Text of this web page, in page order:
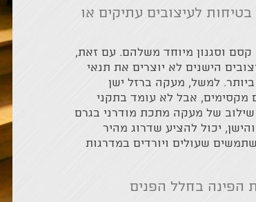
לעיצובים עתיקים או
קסם וסגנון מיוחד משלהם. עם זאת,
הישנים לא יוצרים את תנאי
למשל, מעקה ברזל ישן
מקסימים, אבל לא עומד בתקני
שילוב של מעקה מתכת מודרני בגרם
יכול להציע שדרוג מהיר
שעולים ויורדים במדרגות
הפינה בחלל הפנים